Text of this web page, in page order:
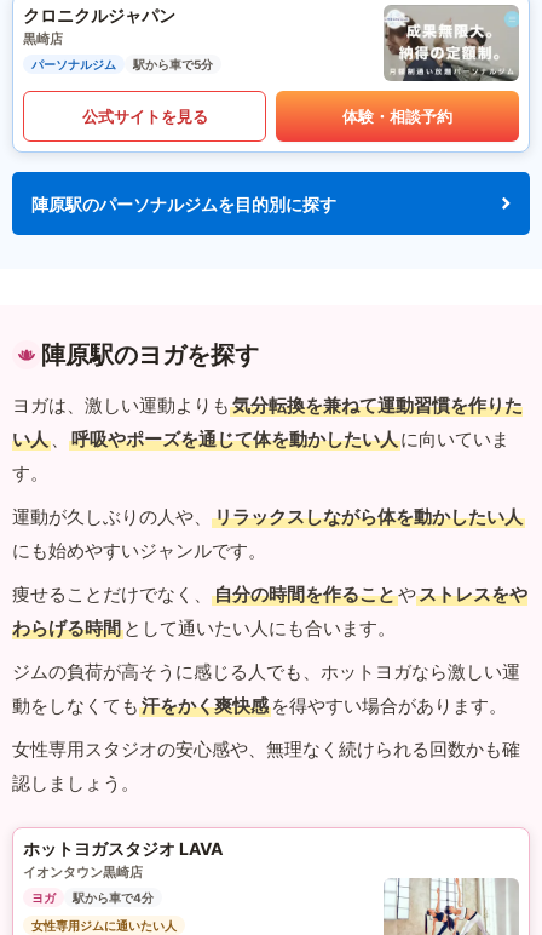
クロニクルジャパン
黒崎店
パーソナルジム 駅から車で5分
公式サイトを見る 体験・相談予約
陣原駅のパーソナルジムを目的別に探す
陣原駅のヨガを探す
ヨガは、激しい運動よりも 気分転換を兼ねて運動習慣を作りた
い人 、 呼吸やポーズを通じて体を動かしたい人に向いていま
す。
運動が久しぶりの人や、
リラックスしながら体を動かしたい人
にも始めやすいジャンルです。
痩せることだけでなく、
自分の時間を作ることやストレスをや
わらげる時間 として通いたい人にも合います。
ジムの負荷が高そうに感じる人でも、ホットヨガなら激しい運
動をしなくても 汗をかく爽快感 を得やすい場合があります。
女性専用スタジオの安心感や、無理なく続けられる回数かも確
認しましょう。
ホットヨガスタジオ LAVA
イオンタウン黒崎店
ヨガ
駅から車で4分
女性専用ジムに通いたい人